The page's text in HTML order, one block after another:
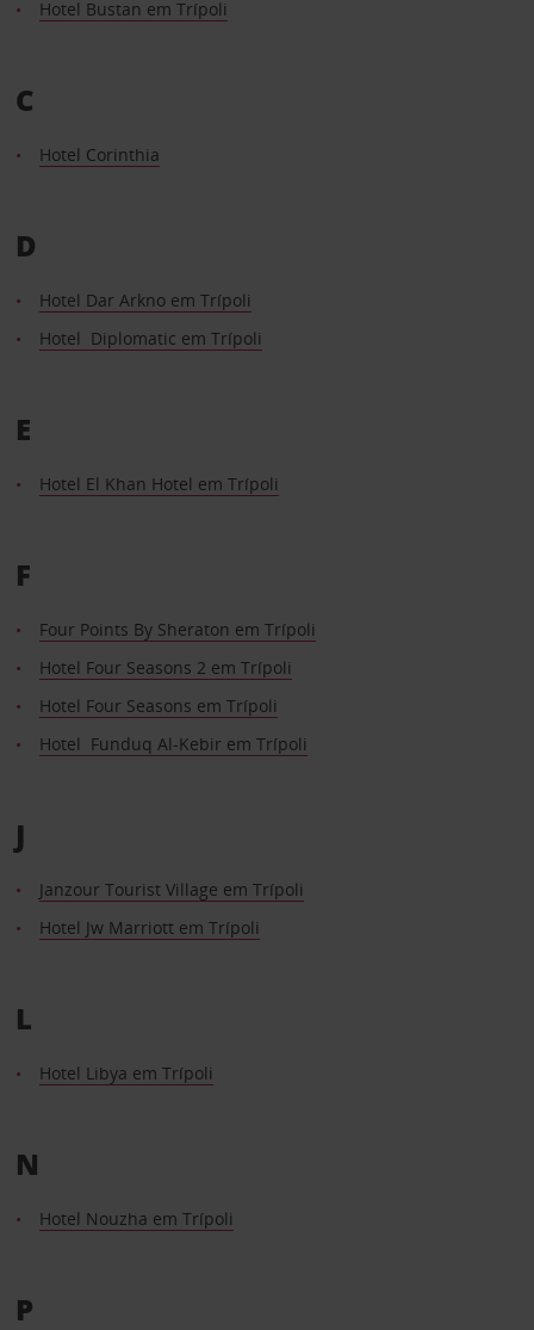
Hotel Bustan em Trípoli
C
Hotel Corinthia
D
Hotel Dar Arkno em Trípoli
Hotel Diplomatic em Trípoli
E
Hotel El Khan Hotel em Trípoli
F
Four Points By Sheraton em Trípoli
Hotel Four Seasons 2 em Trípoli
Hotel Four Seasons em Trípoli
Hotel Funduq Al-Kebir em Trípoli
J
Janzour Tourist Village em Trípoli
Hotel Jw Marriott em Trípoli
L
Hotel Libya em Trípoli
N
Hotel Nouzha em Trípoli
P